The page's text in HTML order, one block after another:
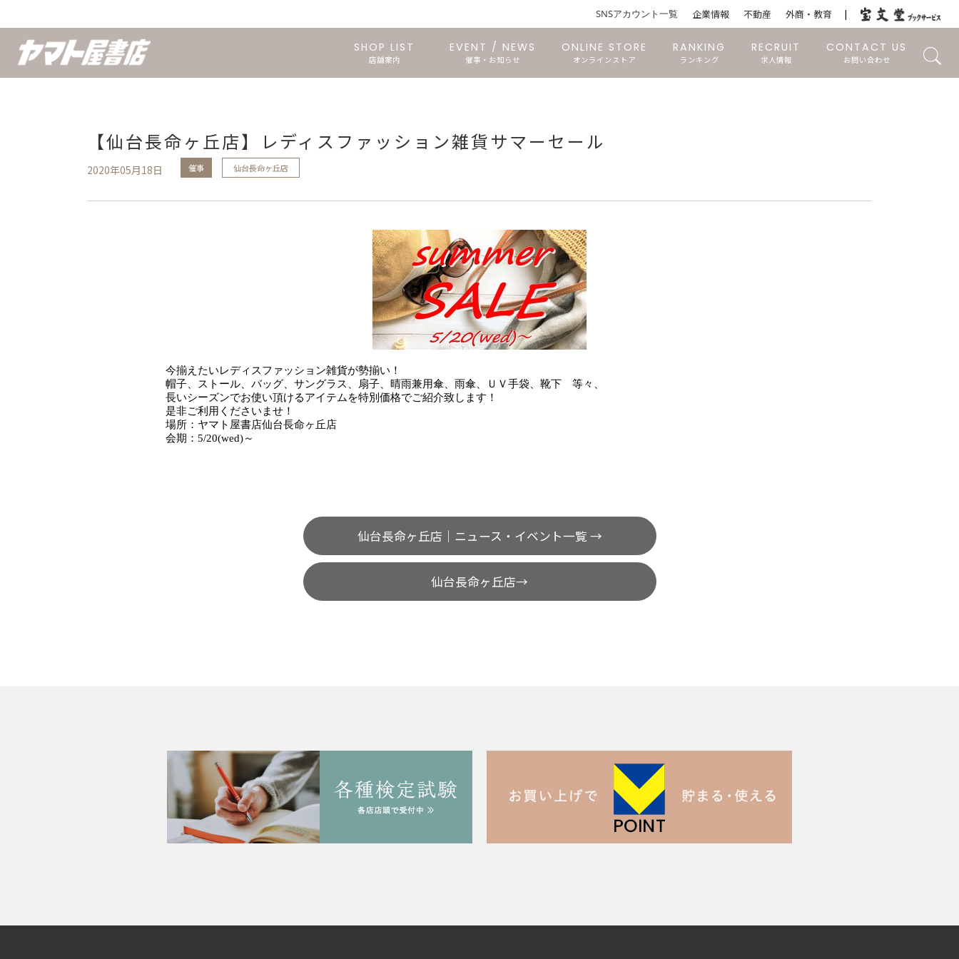
SNSアカウント一覧 企業情報 不動産 外商・教育
SHOP LIST
店舗案内
EVENT / NEWS
催事・お知らせ
ONLINE STORE
オンラインストア
RANKING
ランキング
RECRUIT
求人情報
CONTACT US
お問い合わせ
【仙台長命ヶ丘店】レディスファッション雑貨サマーセール
2020年05月18日 催事 仙台長命ヶ丘店
今揃えたいレディスファッション雑貨が勢揃い！
帽子、ストール、バッグ、サングラス、扇子、晴雨兼用傘、雨傘、ＵＶ手袋、靴下 等々、
長いシーズンでお使い頂けるアイテムを特別価格でご紹介致します！
是非ご利用くださいませ！
場所：ヤマト屋書店仙台長命ヶ丘店
会期： 5/20(wed)～
仙台長命ヶ丘店｜ニュース・イベント一覧 →
仙台長命ヶ丘店→